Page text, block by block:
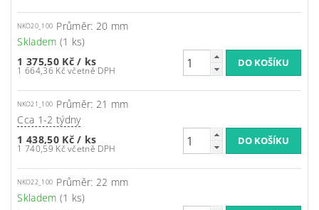
NKO20_100 Průměr: 20 mm
Skladem (1 ks)
1 375,50 Kč/ ks
1 664,36 Kč včetně DPH
NKO21_100 Průměr: 21 mm
Cca 1-2 týdny
1 438,50 Kč/ ks
1 740,59 Kč včetně DPH
NKO22_100 Průměr: 22 mm
Skladem (1 ks)